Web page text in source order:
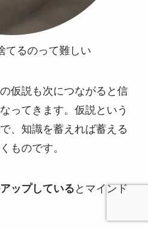
てるのって難しい
仮説も次につながると信
ってきます。仮説という
、知識を蓄えれば蓄える
ものです。
ップしている とマインド